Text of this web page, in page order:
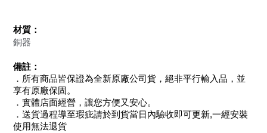
材質：
銅器
備註：
．所有商品皆保證為全新原廠公司貨，絕非平行輸入品，並
享有原廠保固。
．實體店面經營，讓您方便又安心。
．送貨過程導至瑕疵請於到貨當日內驗收即可更新,一經安裝
使用無法退貨